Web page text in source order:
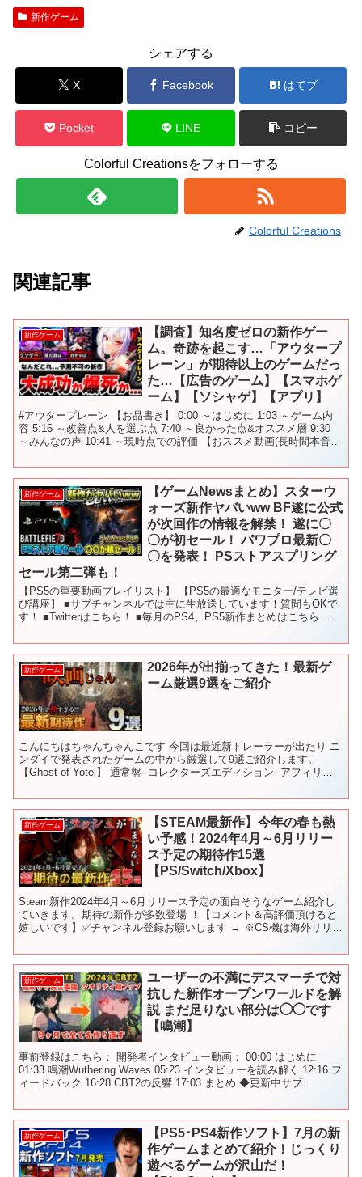
新作ゲーム
シェアする
X Facebook はてブ
Pocket LINE コピー
Colorful Creationsをフォローする
Colorful Creations
関連記事
新作ゲーム
【調査】知名度ゼロの新作ゲー
ム。奇跡を起こす…「アウタープ
レーン」が期待以上のゲームだっ
た…【広告のゲーム】【スマホゲ
ーム】【ソシャゲ】【アプリ】
#アウタープレーン 【お品書き】 0:00 ～はじめに 1:03 ～ゲーム内
容 5:16 ～改善点&人を選ぶ点 7:40 ～良かった点&オススメ層 9:30
～みんなの声 10:41 ～現時点での評価 【おススメ動画(長時間本音レ
新作ゲーム
【ゲームNewsまとめ】スターウ
ォーズ新作ヤバいww BF遂に公式
が次回作の情報を解禁！ 遂に〇
〇が初セール！ パワプロ最新〇
〇を発表！ PSストアスプリング
セール第二弾も！
【PS5の重要動画プレイリスト】 【PS5の最適なモニター/テレビ選
び講座】 ■サブチャンネルでは主に生放送しています！質問もOKで
す！ ■Twitterはこちら！ ■毎月のPS4、PS5新作まとめはこちら 〇
新作ゲーム
2026年が出揃ってきた！最新ゲ
ーム厳選9選をご紹介
こんにちはちゃんちゃんこです 今回は最近新トレーラーが出たり ニ
ンダイで発表されたゲームの中から厳選して9選ご紹介します。
【Ghost of Yotei】 通常盤- コレクターズエディション- アフィリリ
新作ゲーム
【STEAM最新作】今年の春も熱
い予感！2024年4月～6月リリー
ス予定の期待作15選
【PS/Switch/Xbox】
Steam新作2024年4月～6月リリース予定の面白そうなゲーム紹介し
ていきます。期待の新作が多数登場 ！【コメント＆高評価頂けると
嬉しいです】✅チャンネル登録お願いします → ※CS機は海外リリー
新作ゲーム
ユーザーの不満にデスマーチで対
抗した新作オープンワールドを解
説 まだ足りない部分は◯◯です
【鳴潮】
事前登録はこちら： 開発者インタビュー動画： 00:00 はじめに
01:33 鳴潮Wuthering Waves 05:23 インタビューを読み解く 12:16 フ
ィードバック 16:28 CBT2の反響 17:03 まとめ ◆更新中サブ...
新作ゲーム
【PS5･PS4新作ソフト】7月の新
作ゲームまとめて紹介！じっくり
遊べるゲームが沢山だ！